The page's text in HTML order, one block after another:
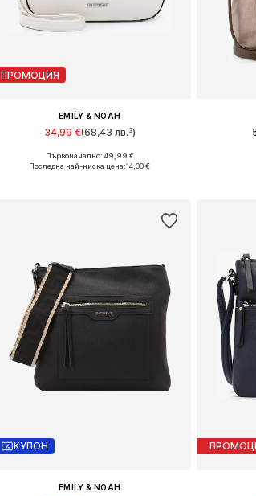
ПРОМОЦИЯ
EMILY & NOAH
34,99 €(68,43 лв.³)
Налични размери: One Size
Първоначално: 49,99 €
Последна най-ниска цена:14,00 €
КУПОН
EMILY & NOAH